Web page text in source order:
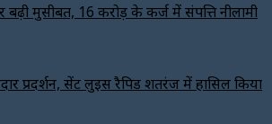
बढ़ी मुसीबत, 16 करोड़ के कर्ज में संपत्ति नीलामी
प्रदर्शन, सेंट लुइस रैपिड शतरंज में हासिल किया